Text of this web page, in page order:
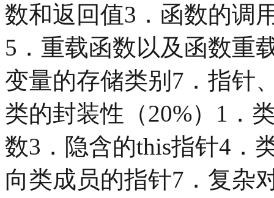
数和返回值3．函数的调
5．重载函数以及函数重
变量的存储类别7．指针
类的封装性（20%）1．
数3．隐含的this指针4．
向类成员的指针7．复杂